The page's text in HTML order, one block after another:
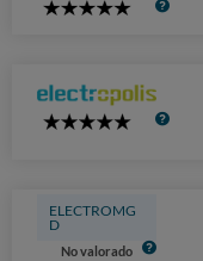
5
5
ELECTROMG
D
No valorado